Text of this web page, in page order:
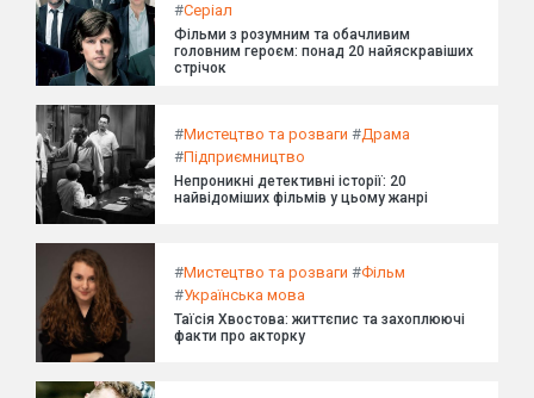
#Серіал
Фільми з розумним та обачливим
головним героєм: понад 20 найяскравіших
стрічок
#Мистецтво та розваги #Драма
#Підприємництво
Непроникні детективні історії: 20
найвідоміших фільмів у цьому жанрі
#Мистецтво та розваги #Фільм
#Українська мова
Таїсія Хвостова: життєпис та захоплюючі
факти про акторку